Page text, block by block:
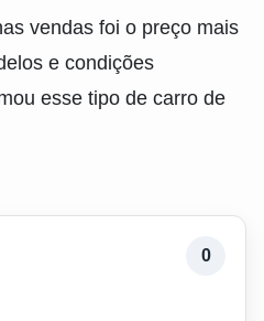
vendas foi o preço mais
e condições
esse tipo de carro de
0